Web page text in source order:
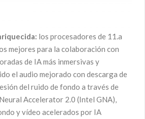
los procesadores de 11.a
mejores para la colaboración con
de IA más inmersivas y
el audio mejorado con descarga de
del ruido de fondo a través de
Accelerator 2.0 (Intel GNA),
y vídeo acelerados por IA